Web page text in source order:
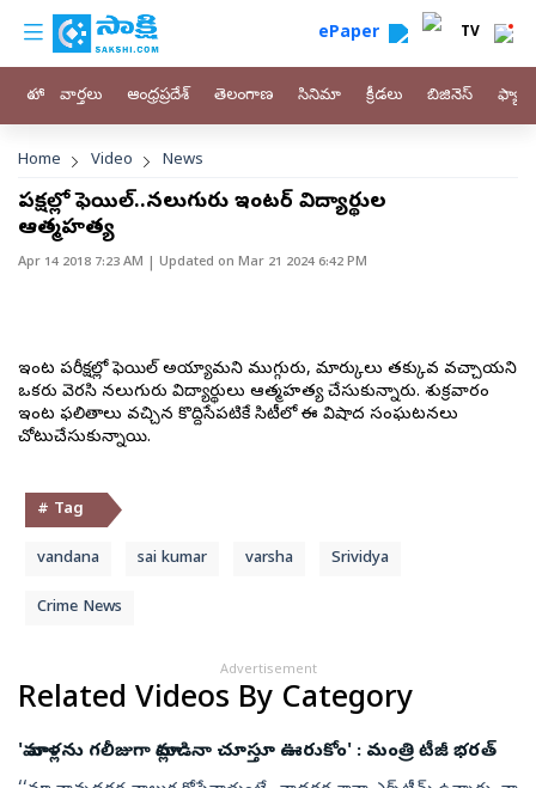
Skip to main content
custom menu ePaper TV
హోం వార్తలు ఆంధ్రప్రదేశ్ తెలంగాణ సినిమా క్రీడలు బిజినెస్
Breadcrumb
Home Video News
పరీక్షల్లో ఫెయిల్..నలుగురు ఇంటర్ విద్యార్థుల
ఆత్మహత్య
Apr 14 2018 7:23 AM | Updated on Mar 21 2024 6:42 PM
ఇంటర్‌ పరీక్షల్లో ఫెయిల్‌ అయ్యామని ముగ్గురు, మార్కులు తక్కువ వచ్చాయని
ఒకరు వెరసి నలుగురు విద్యార్థులు ఆత్మహత్య చేసుకున్నారు. శుక్రవారం
ఇంటర్‌ ఫలితాలు వచ్చిన కొద్దిసేపటికే సిటీలో ఈ విషాద సంఘటనలు
చోటుచేసుకున్నాయి.
# Tag
vandana sai kumar varsha Srividya
Crime News
Advertisement
Related Videos By Category
'మా వాళ్లను గలీజుగా మాట్లాడినా చూస్తూ ఊరుకోం' : మంత్రి టీజీ భరత్‌